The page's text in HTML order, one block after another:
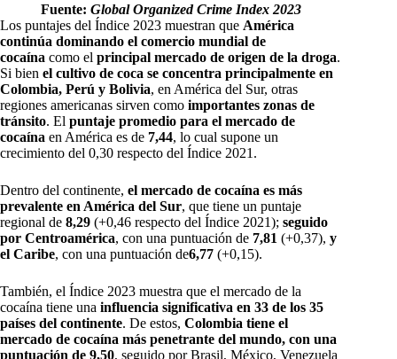
Fuente: Global Organized Crime Index 2023
Los puntajes del Índice 2023 muestran que América
continúa dominando el comercio mundial de
cocaína como el principal mercado de origen de la droga.
Si bien el cultivo de coca se concentra principalmente en
Colombia, Perú y Bolivia, en América del Sur, otras
regiones americanas sirven como importantes zonas de
tránsito. El puntaje promedio para el mercado de
cocaína en América es de 7,44, lo cual supone un
crecimiento del 0,30 respecto del Índice 2021.
Dentro del continente, el mercado de cocaína es más
prevalente en América del Sur, que tiene un puntaje
regional de 8,29 (+0,46 respecto del Índice 2021); seguido
por Centroamérica, con una puntuación de 7,81 (+0,37), y
el Caribe, con una puntuación de6,77 (+0,15).
También, el Índice 2023 muestra que el mercado de la
cocaína tiene una influencia significativa en 33 de los 35
países del continente. De estos, Colombia tiene el
mercado de cocaína más penetrante del mundo, con una
puntuación de 9,50, seguido por Brasil, México, Venezuela